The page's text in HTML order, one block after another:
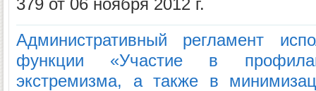
Административный регламент
функции «Участие в
экстремизма, а также в